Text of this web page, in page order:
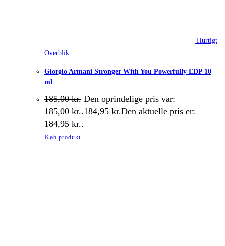
Hurtigt
Overblik
Giorgio Armani Stronger With You Powerfully EDP 10
ml
185,00kr. Den oprindelige pris var:
185,00 kr..184,95 kr.Den aktuelle pris er:
184,95 kr..
Køb produkt